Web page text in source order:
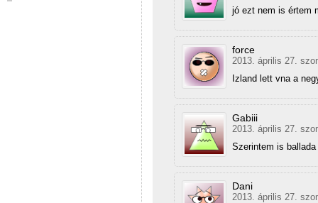
jó ezt nem is értem
force
2013. április 27.
Izland lett vna a
Gabiii
2013. április 27.
Szerintem is
Dani
2013. április 27.